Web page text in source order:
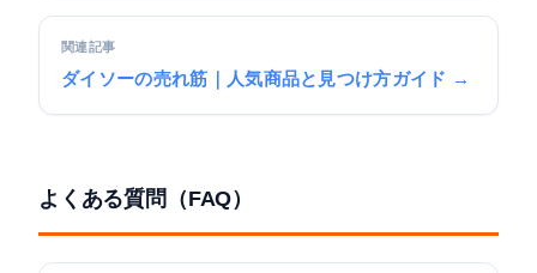
関連記事
ダイソーの売れ筋｜人気商品と見つけ方ガイド →
よくある質問（FAQ）